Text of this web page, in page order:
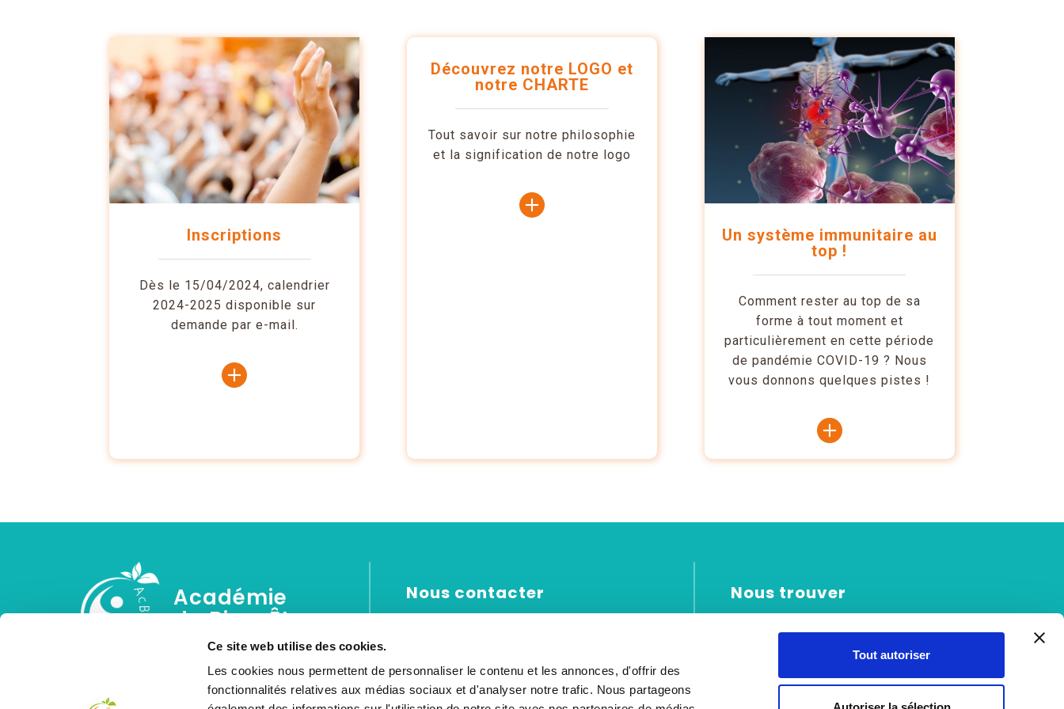
Ce site web utilise des cookies.
Les cookies nous permettent de personnaliser le contenu et les annonces, d'offrir des
fonctionnalités relatives aux médias sociaux et d'analyser notre trafic. Nous partageons
Tout autoriser
Inscriptions
Dès le 15/04/2024, calendrier
2024-2025 disponible sur
demande par e-mail.
Découvrez notre LOGO et
notre CHARTE
Tout savoir sur notre philosophie
et la signification de notre logo
Un système immunitaire au
top !
Comment rester au top de sa
forme à tout moment et
particulièrement en cette période
de pandémie COVID-19 ? Nous
vous donnons quelques pistes !
Académie
du Bien-Être
Centre de formation en réflexologie et
thérapies du bien-être situé.
Nous contacter
Tél : +32 499 89 97 30
Nous trouver
Rue du Vivier 30
Marche-en-Famenne
Face à l'hôpital Vivalia